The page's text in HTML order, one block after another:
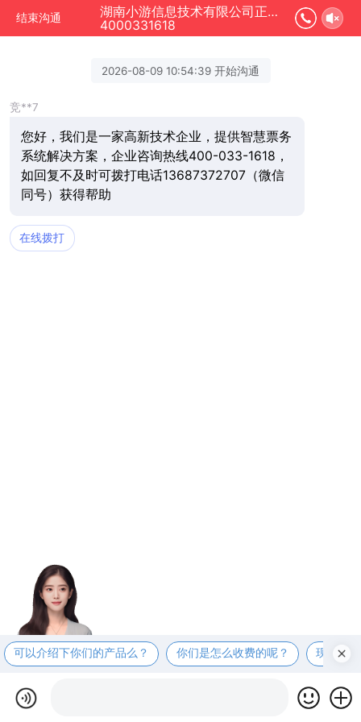
结束沟通
湖南小游信息技术有限公司正在为您服务
4000331618
2026-08-09 10:54:39 开始沟通
竞**7
您好，我们是一家高新技术企业，提供智慧票务
系统解决方案，企业咨询热线400-033-1618，
如回复不及时可拨打电话13687372707（微信
同号）获得帮助
在线拨打
可以介绍下你们的产品么？ 你们是怎么收费的呢？ 现在有